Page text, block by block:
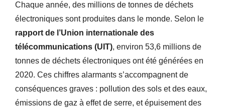
Chaque année, des millions de tonnes de déchets
électroniques sont produites dans le monde. Selon le
rapport de l’Union internationale des
télécommunications (UIT), environ 53,6 millions de
tonnes de déchets électroniques ont été générées en
2020. Ces chiffres alarmants s’accompagnent de
conséquences graves : pollution des sols et des eaux,
émissions de gaz à effet de serre, et épuisement des